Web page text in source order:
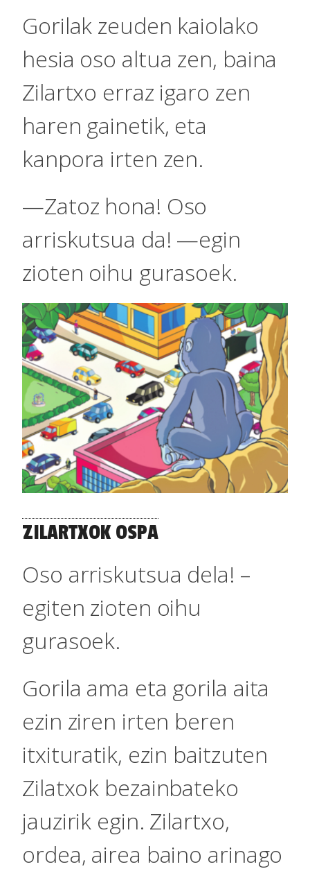
Gorilak zeuden kaiolako
hesia oso altua zen, baina
Zilartxo erraz igaro zen
haren gainetik, eta
kanpora irten zen.
—Zatoz hona! Oso
arriskutsua da! —egin
zioten oihu gurasoek.
ZILARTXOK OSPA
Oso arriskutsua dela! –
egiten zioten oihu
gurasoek.
Gorila ama eta gorila aita
ezin ziren irten beren
itxituratik, ezin baitzuten
Zilatxok bezainbateko
jauzirik egin. Zilartxo,
ordea, airea baino arinago